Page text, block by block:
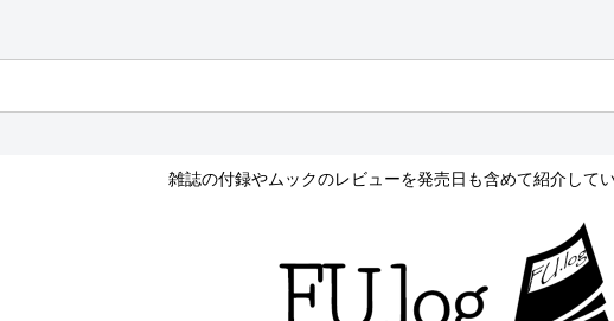
雑誌の付録やムックのレビューを発売日も含めて紹介して